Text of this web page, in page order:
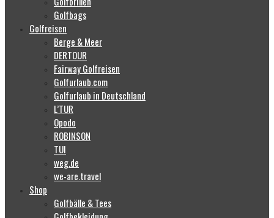
Golfbags
Golfreisen
Berge & Meer
DERTOUR
Fairway Golfreisen
Golfurlaub.com
Golfurlaub in Deutschland
L’TUR
Opodo
ROBINSON
TUI
weg.de
we-are.travel
Shop
Golfbälle & Tees